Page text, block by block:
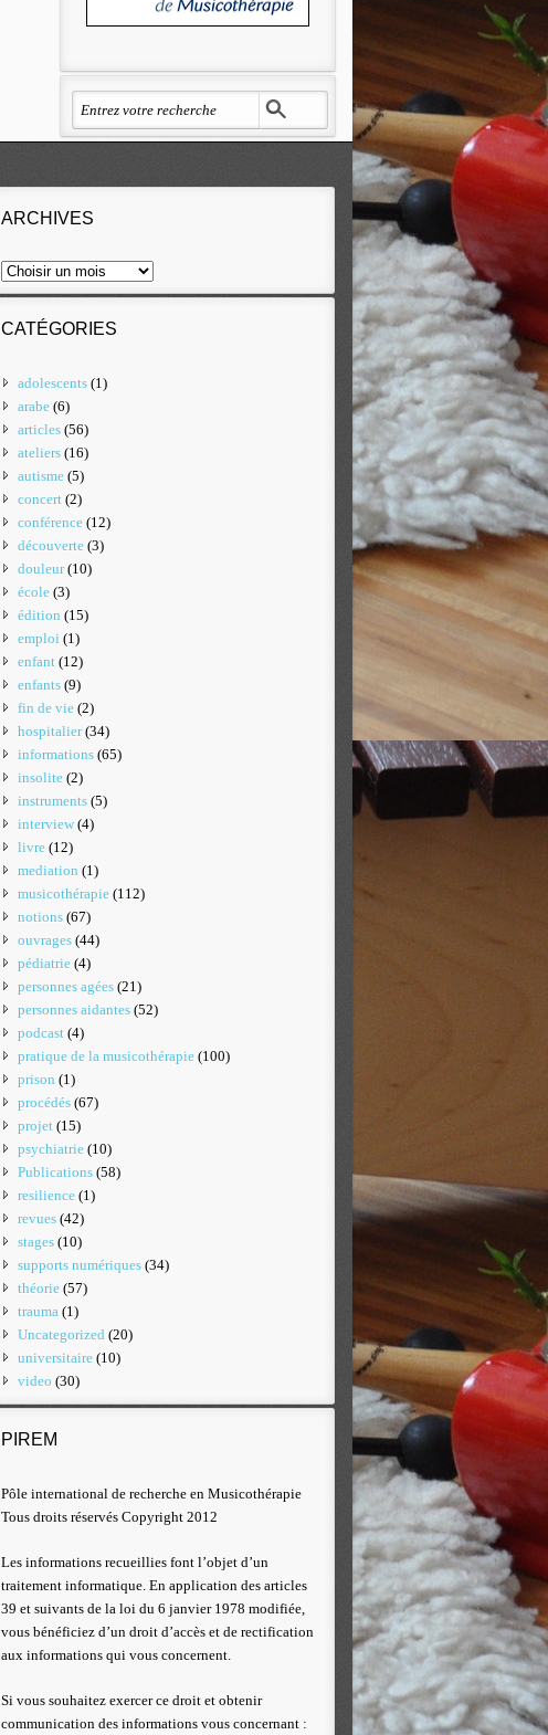
ARCHIVES
CATÉGORIES
adolescents (1)
arabe (6)
articles (56)
ateliers (16)
autisme (5)
concert (2)
conférence (12)
découverte (3)
douleur(10)
école (3)
édition (15)
emploi (1)
enfant (12)
enfants (9)
fin de vie (2)
hospitalier(34)
informations (65)
insolite (2)
instruments (5)
interview (4)
livre (12)
mediation (1)
musicothérapie (112)
notions (67)
ouvrages (44)
pédiatrie (4)
personnes agées (21)
personnes aidantes (52)
podcast (4)
pratique de la musicothérapie (100)
prison (1)
procédés (67)
projet (15)
psychiatrie (10)
Publications (58)
resilience (1)
revues (42)
stages (10)
supports numériques (34)
théorie (57)
trauma (1)
Uncategorized (20)
universitaire (10)
video (30)
PIREM
Pôle international de recherche en Musicothérapie
Tous droits réservés Copyright 2012
Les informations recueillies font l’objet d’un
traitement informatique. En application des articles
39 et suivants de la loi du 6 janvier 1978 modifiée,
vous bénéficiez d’un droit d’accès et de rectification
aux informations qui vous concernent.
Si vous souhaitez exercer ce droit et obtenir
communication des informations vous concernant :